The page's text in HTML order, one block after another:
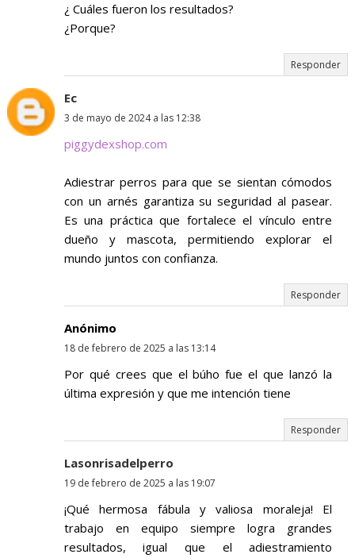
¿ Cuáles fueron los resultados?
¿Porque?
Responder
Ec
3 de mayo de 2024 a las 12:38
piggydexshop.com
Adiestrar perros para que se sientan cómodos
con un arnés garantiza su seguridad al pasear.
Es una práctica que fortalece el vínculo entre
dueño y mascota, permitiendo explorar el
mundo juntos con confianza.
Responder
Anónimo
18 de febrero de 2025 a las 13:14
Por qué crees que el búho fue el que lanzó la
última expresión y que me intención tiene
Responder
Lasonrisadelperro
19 de febrero de 2025 a las 19:07
¡Qué hermosa fábula y valiosa moraleja! El
trabajo en equipo siempre logra grandes
resultados, igual que el adiestramiento